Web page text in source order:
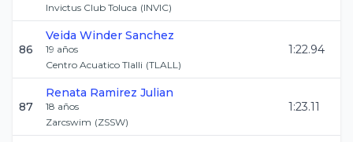
Invictus Club Toluca (INVIC)
86
Veida Winder Sanchez
19 años
Centro Acuatico Tlalli (TLALL)
1:22.94
87
Renata Ramirez Julian
18 años
Zarcswim (ZSSW)
1:23.11